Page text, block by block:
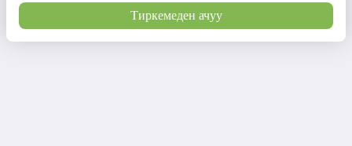
Тиркемеден ачуу